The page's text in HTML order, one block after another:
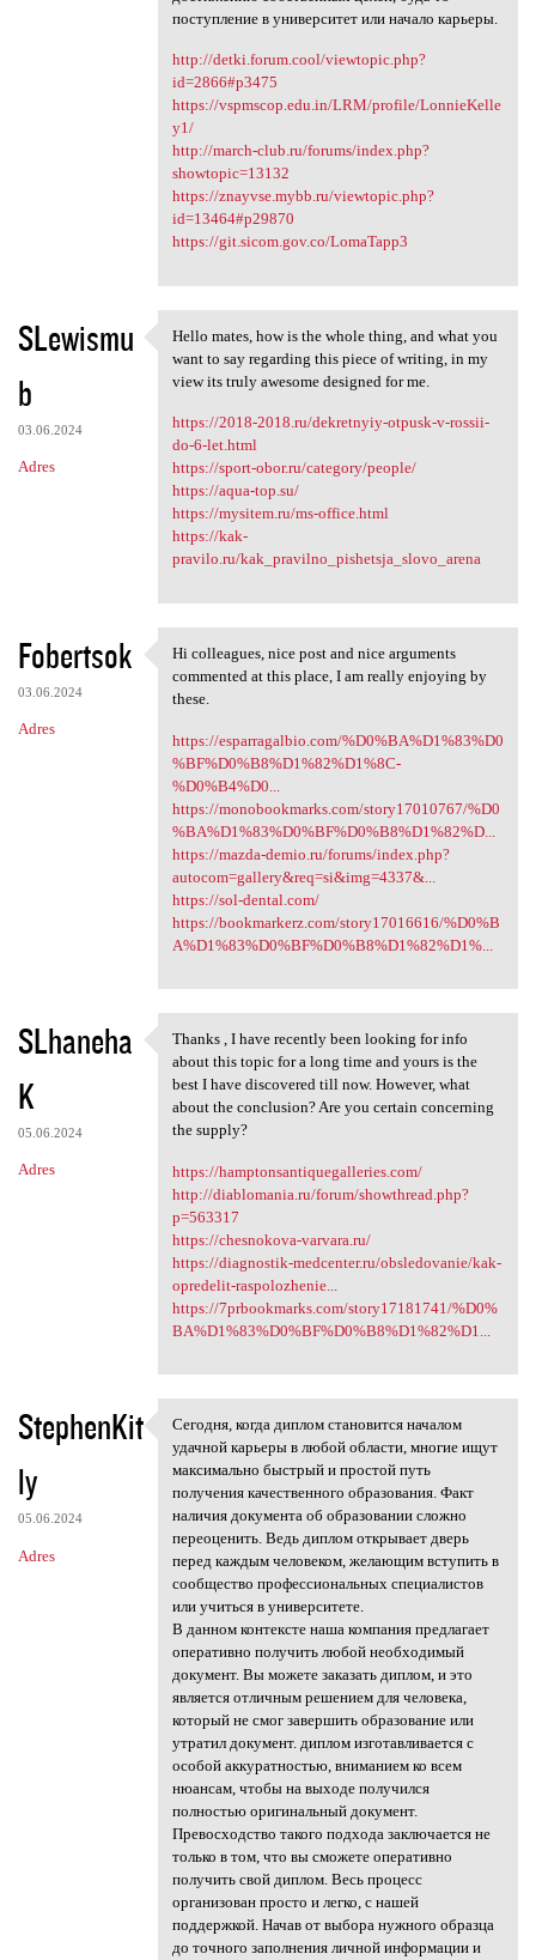
поступление в университет или начало карьеры.
http://detki.forum.cool/viewtopic.php?
id=2866#p3475
https://vspmscop.edu.in/LRM/profile/LonnieKelle
y1/
http://march-club.ru/forums/index.php?
showtopic=13132
https://znayvse.mybb.ru/viewtopic.php?
id=13464#p29870
https://git.sicom.gov.co/LomaTapp3
SLewismu
b
03.06.2024
Adres
Hello mates, how is the whole
Hello mates, how is the whole thing, and what you
want to say regarding this piece of writing, in my
view its truly awesome designed for me.
https://2018-2018.ru/dekretnyiy-otpusk-v-rossii-
do-6-let.html
https://sport-obor.ru/category/people/
https://aqua-top.su/
https://mysitem.ru/ms-office.html
https://kak-
pravilo.ru/kak_pravilno_pishetsja_slovo_arena
Fobertsok
03.06.2024
Adres
Hi colleagues, nice post and
Hi colleagues, nice post and nice arguments
commented at this place, I am really enjoying by
these.
https://esparragalbio.com/%D0%BA%D1%83%D0
%BF%D0%B8%D1%82%D1%8C-
%D0%B4%D0...
https://monobookmarks.com/story17010767/%D0
%BA%D1%83%D0%BF%D0%B8%D1%82%D...
https://mazda-demio.ru/forums/index.php?
autocom=gallery&req=si&img=4337&...
https://sol-dental.com/
https://bookmarkerz.com/story17016616/%D0%B
A%D1%83%D0%BF%D0%B8%D1%82%D1%...
SLhaneha
K
05.06.2024
Adres
Thanks , I have recently been
Thanks , I have recently been looking for info
about this topic for a long time and yours is the
best I have discovered till now. However, what
about the conclusion? Are you certain concerning
the supply?
https://hamptonsantiquegalleries.com/
http://diablomania.ru/forum/showthread.php?
p=563317
https://chesnokova-varvara.ru/
https://diagnostik-medcenter.ru/obsledovanie/kak-
opredelit-raspolozhenie...
https://7prbookmarks.com/story17181741/%D0%
BA%D1%83%D0%BF%D0%B8%D1%82%D1...
StephenKit
ly
05.06.2024
Adres
Сегодня, когда диплом
Сегодня, когда диплом становится началом
удачной карьеры в любой области, многие ищут
максимально быстрый и простой путь
получения качественного образования. Факт
наличия документа об образовании сложно
переоценить. Ведь диплом открывает дверь
перед каждым человеком, желающим вступить в
сообщество профессиональных специалистов
или учиться в университете.
В данном контексте наша компания предлагает
оперативно получить любой необходимый
документ. Вы можете заказать диплом, и это
является отличным решением для человека,
который не смог завершить образование или
утратил документ. диплом изготавливается с
особой аккуратностью, вниманием ко всем
нюансам, чтобы на выходе получился
полностью оригинальный документ.
Превосходство такого подхода заключается не
только в том, что вы сможете оперативно
получить свой диплом. Весь процесс
организован просто и легко, с нашей
поддержкой. Начав от выбора нужного образца
до точного заполнения личной информации и